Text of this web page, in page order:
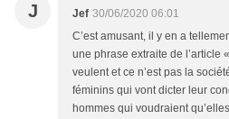
J Jef 30/06/2020 06:01
C’est amusant, il y en a
une phrase extraite de l’article
veulent et ce n’est pas la
féminins qui vont dicter leur
hommes qui voudraient